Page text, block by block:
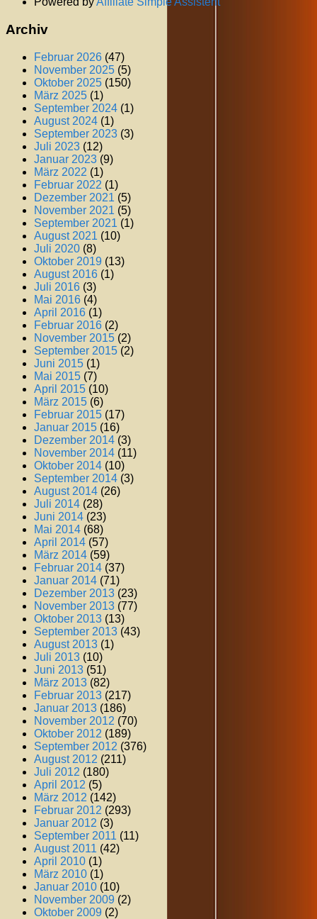
Archiv
Februar 2026 (47)
November 2025 (5)
Oktober 2025 (150)
März 2025 (1)
September 2024 (1)
August 2024 (1)
September 2023 (3)
Juli 2023 (12)
Januar 2023 (9)
März 2022 (1)
Februar 2022 (1)
Dezember 2021 (5)
November 2021 (5)
September 2021 (1)
August 2021 (10)
Juli 2020 (8)
Oktober 2019 (13)
August 2016 (1)
Juli 2016 (3)
Mai 2016 (4)
April 2016 (1)
Februar 2016 (2)
November 2015 (2)
September 2015 (2)
Juni 2015 (1)
Mai 2015 (7)
April 2015 (10)
März 2015 (6)
Februar 2015 (17)
Januar 2015 (16)
Dezember 2014 (3)
November 2014 (11)
Oktober 2014 (10)
September 2014 (3)
August 2014 (26)
Juli 2014 (28)
Juni 2014 (23)
Mai 2014 (68)
April 2014 (57)
März 2014 (59)
Februar 2014 (37)
Januar 2014 (71)
Dezember 2013 (23)
November 2013 (77)
Oktober 2013 (13)
September 2013 (43)
August 2013 (1)
Juli 2013 (10)
Juni 2013 (51)
März 2013 (82)
Februar 2013 (217)
Januar 2013 (186)
November 2012 (70)
Oktober 2012 (189)
September 2012 (376)
August 2012 (211)
Juli 2012 (180)
April 2012 (5)
März 2012 (142)
Februar 2012 (293)
Januar 2012 (3)
September 2011 (11)
August 2011 (42)
April 2010 (1)
März 2010 (1)
Januar 2010 (10)
November 2009 (2)
Oktober 2009 (2)